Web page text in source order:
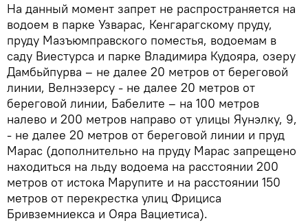
На данный момент запрет не распространяется на
водоем в парке Узварас, Кенгарагскому пруду,
пруду Мазъюмправского поместья, водоемам в
саду Виестурса и парке Владимира Кудояра, озеру
Дамбьйпурва – не далее 20 метров от береговой
линии, Велнэзерсу - не далее 20 метров от
береговой линии, Бабелите – на 100 метров
налево и 200 метров направо от улицы Яунэлку, 9,
- не далее 20 метров от береговой линии и пруд
Марас (дополнительно на пруду Марас запрещено
находиться на льду водоема на расстоянии 200
метров от истока Марупите и на расстоянии 150
метров от перекрестка улиц Фрициса
Бривземниекса и Ояра Вациетиса).